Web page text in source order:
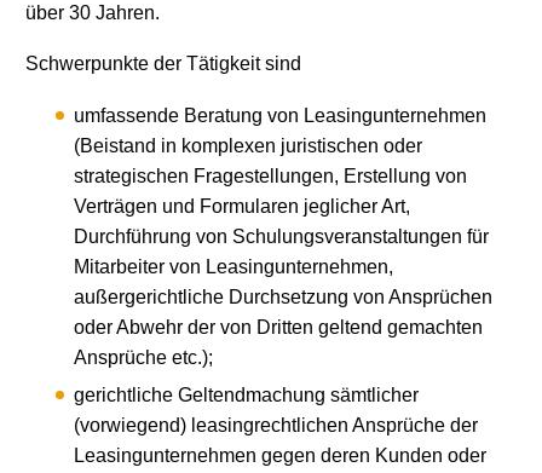
über 30 Jahren.
Schwerpunkte der Tätigkeit sind
umfassende Beratung von Leasingunternehmen
(Beistand in komplexen juristischen oder
strategischen Fragestellungen, Erstellung von
Verträgen und Formularen jeglicher Art,
Durchführung von Schulungsveranstaltungen für
Mitarbeiter von Leasingunternehmen,
außergerichtliche Durchsetzung von Ansprüchen
oder Abwehr der von Dritten geltend gemachten
Ansprüche etc.);
gerichtliche Geltendmachung sämtlicher
(vorwiegend) leasingrechtlichen Ansprüche der
Leasingunternehmen gegen deren Kunden oder